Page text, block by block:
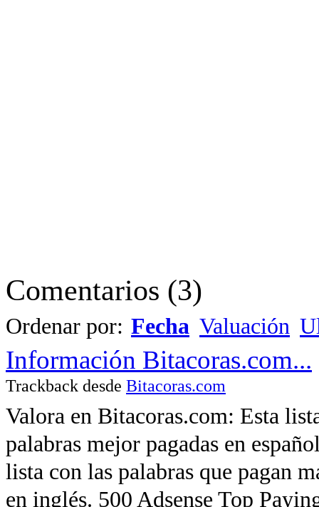
Comentarios (3)
Ordenar por: Fecha Valuación
Información Bitacoras.com...
Trackback desde Bitacoras.com
Valora en Bitacoras.com: Esta
palabras mejor pagadas en
lista con las palabras que pagan
en inglés. 500 Adsense Top